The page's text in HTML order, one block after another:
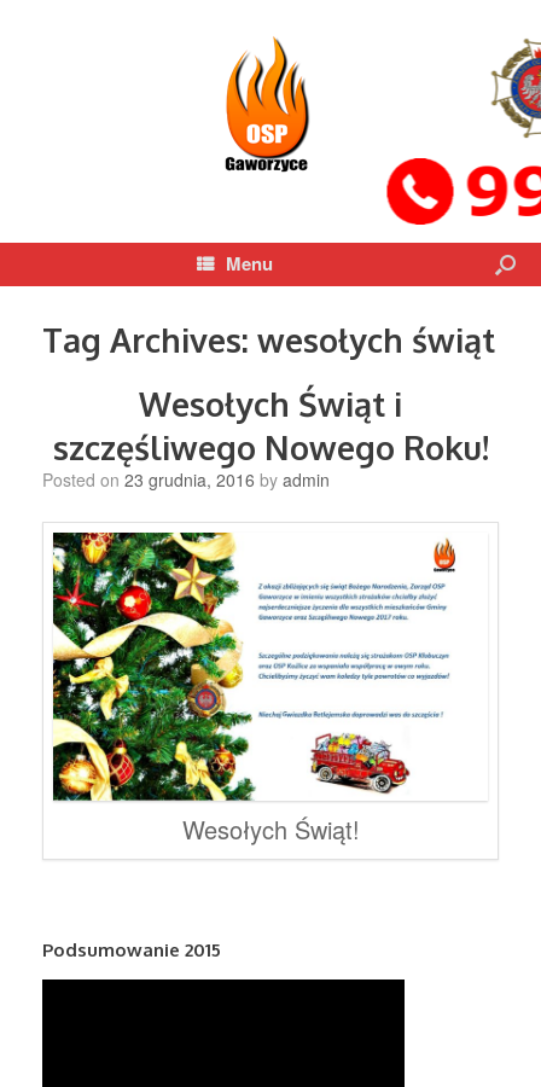
Menu
Tag Archives: wesołych świąt
Wesołych Świąt i
szczęśliwego Nowego Roku!
Posted on 23 grudnia, 2016 by admin
Wesołych Świąt!
Podsumowanie 2015